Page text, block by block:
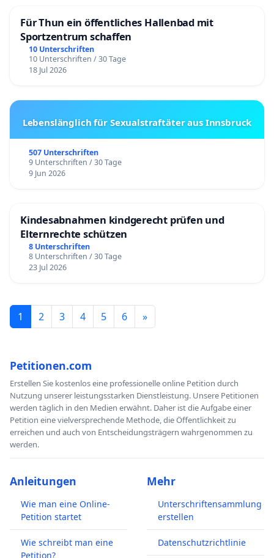
Für Thun ein öffentliches Hallenbad mit
Sportzentrum schaffen
10 Unterschriften
10 Unterschriften / 30 Tage
18 Jul 2026
Lebenslänglich für Sexualstraftäter aus Innsbruck
507 Unterschriften
9 Unterschriften / 30 Tage
9 Jun 2026
Kindesabnahmen kindgerecht prüfen und
Elternrechte schützen
8 Unterschriften
8 Unterschriften / 30 Tage
23 Jul 2026
1 2 3 4 5 6 »
Petitionen.com
Erstellen Sie kostenlos eine professionelle online Petition durch
Nutzung unserer leistungsstarken Dienstleistung. Unsere Petitionen
werden täglich in den Medien erwähnt. Daher ist die Aufgabe einer
Petition eine vielversprechende Methode, die Öffentlichkeit zu
erreichen und auch von Entscheidungsträgern wahrgenommen zu
werden.
Anleitungen
Wie man eine Online-
Petition startet
Wie schreibt man eine
Petition?
Mehr
Unterschriftensammlung
erstellen
Datenschutzrichtlinie